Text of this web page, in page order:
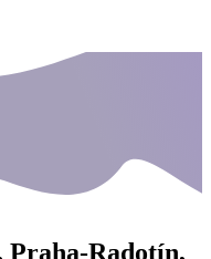
Praha-Radotín,